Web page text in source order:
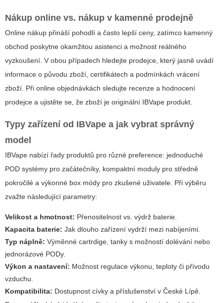
Nákup online vs. nákup v kamenné prodejně
Online nákup přináší pohodlí a často lepší ceny, zatímco kamenný
obchod poskytne okamžitou asistenci a možnost reálného
vyzkoušení. V obou případech hledejte prodejce, který jasně uvádí
informace o původu zboží, certifikátech a podmínkách vrácení
zboží. Při online objednávkách sledujte recenze a hodnocení
prodejce a ujistěte se, že zboží je originální IBVape produkt.
Typy zařízení od IBVape a jak vybrat správný
model
IBVape nabízí řady produktů pro různé preference: jednoduché
POD systémy pro začátečníky, kompaktní moduly pro středně
pokročilé a výkonné box módy pro zkušené uživatele. Při výběru
zvažte následující parametry:
Velikost a hmotnost: Přenositelnost vs. výdrž baterie.
Kapacita baterie: Jak dlouho zařízení vydrží mezi nabíjeními.
Typ náplně: Výměnné cartrdige, tanky s možností dolévání nebo
jednorázové PODy.
Výkon a nastavení: Možnost regulace výkonu, teploty či přívodu
vzduchu.
Kompatibilita: Dostupnost cívky a příslušenství v České Lípě.